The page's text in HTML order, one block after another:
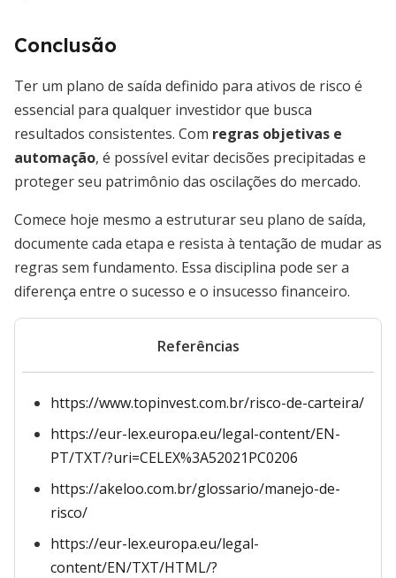
Conclusão
Ter um plano de saída definido para ativos de risco é
essencial para qualquer investidor que busca
resultados consistentes. Com regras objetivas e
automação, é possível evitar decisões precipitadas e
proteger seu patrimônio das oscilações do mercado.
Comece hoje mesmo a estruturar seu plano de saída,
documente cada etapa e resista à tentação de mudar as
regras sem fundamento. Essa disciplina pode ser a
diferença entre o sucesso e o insucesso financeiro.
Referências
https://www.topinvest.com.br/risco-de-carteira/
https://eur-lex.europa.eu/legal-content/EN-
PT/TXT/?uri=CELEX%3A52021PC0206
https://akeloo.com.br/glossario/manejo-de-
risco/
https://eur-lex.europa.eu/legal-
content/EN/TXT/HTML/?